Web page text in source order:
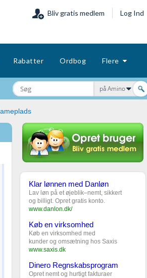
Bliv gratis medlem Log Ind
Rabatter Ordbog Flere
på Amino
Klar lønnen med Danløn
Lav løn på et øjeblik–nemt, sikkert
og billigt. Opret gratis konto.
www.danlon.dk/
Køb en virksomhed
Køb en virksomhed med
kunder og omsætning hos Saxis
www.saxis.dk
Dinero Regnskabsprogram
Opret nemt og hurtigt fakturaer